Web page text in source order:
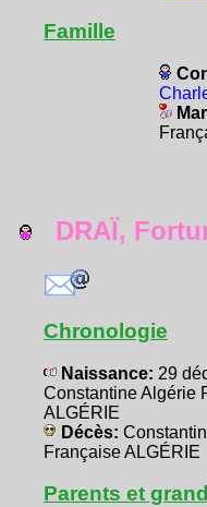
Famille
DRAÏ,
Chronologie
Naissance: 29
Constantine Algérie
ALGÉRIE
Décès:
Française ALGÉRIE
Parents et